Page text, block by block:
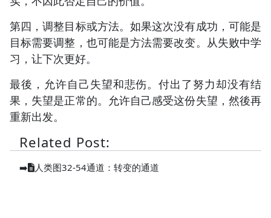
第四，调整目标或方法。如果这次没有成功，可能是
目标需要调整，也可能是方法需要改变。从失败中学
习，让下次更好。
最後，允许自己失望和悲伤。付出了努力却没有结
果，失望是正常的。允许自己感受这份失望，然後再
重新出发。
Related Post:
➡️ 人类图32-54通道：转变的通道